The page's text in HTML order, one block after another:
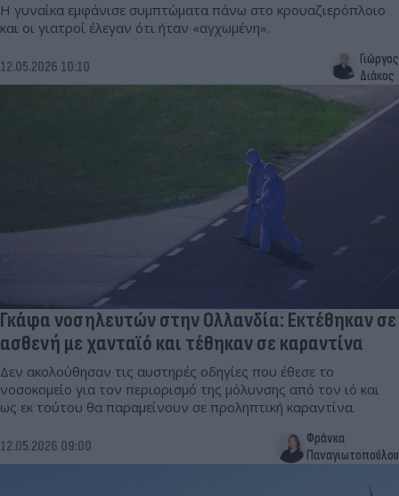
Η γυναίκα εμφάνισε συμπτώματα πάνω στο κρουαζιερόπλοιο
και οι γιατροί έλεγαν ότι ήταν «αγχωμένη».
12.05.2026 10:10
Γιώργος
Διάκος
Γκάφα νοσηλευτών στην Ολλανδία: Εκτέθηκαν σε
ασθενή με χανταϊό και τέθηκαν σε καραντίνα
Δεν ακολούθησαν τις αυστηρές οδηγίες που έθεσε το
νοσοκομείο για τον περιορισμό της μόλυνσης από τον ιό και
ως εκ τούτου θα παραμείνουν σε προληπτική καραντίνα.
12.05.2026 09:00
Φράνκα
Παναγιωτοπούλου